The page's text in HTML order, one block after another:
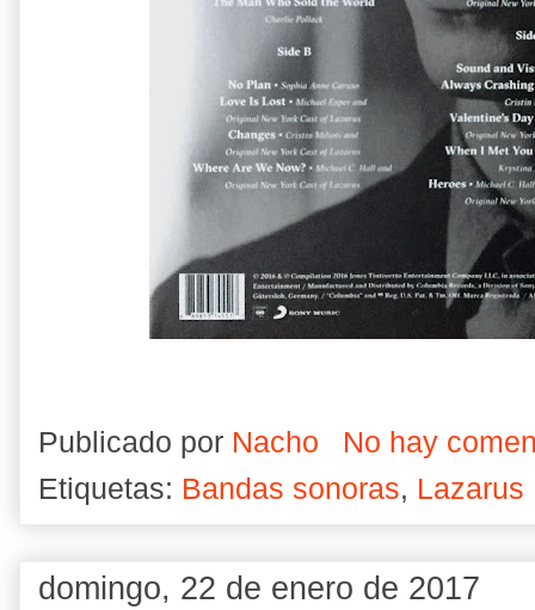
Publicado por Nacho
No hay
Etiquetas: Bandas sonoras, Lazarus
domingo, 22 de enero de 2017